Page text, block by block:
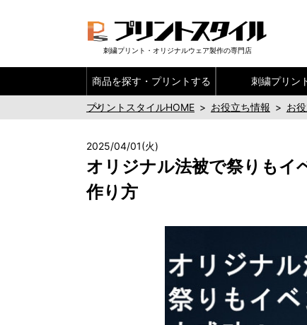
刺繍プリント・オリジナルウェア製作の専門店
商品を探す・ プリントする 刺繍プリン
プリントスタイルHOME > お役立ち情報 > お
2025/04/01(火)
オリジナル法被で祭りもイ
作り方